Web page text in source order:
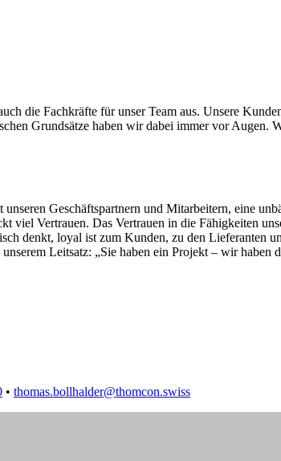
die Fachkräfte für unser Team aus. Unsere
Grundsätze haben wir dabei immer vor Augen.
Geschäftspartnern und Mitarbeitern, eine
viel Vertrauen. Das Vertrauen in die Fähigkeiten
denkt, loyal ist zum Kunden, zu den Lieferanten
Leitsatz: „Sie haben ein Projekt – wir haben
• thomas.bollhalder@thomcon.swiss